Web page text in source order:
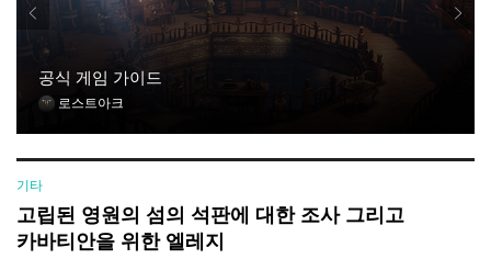
공식 게임 가이드
로스트아크
기타
고립된 영원의 섬의 석판에 대한 조사 그리고
카바티안을 위한 엘레지